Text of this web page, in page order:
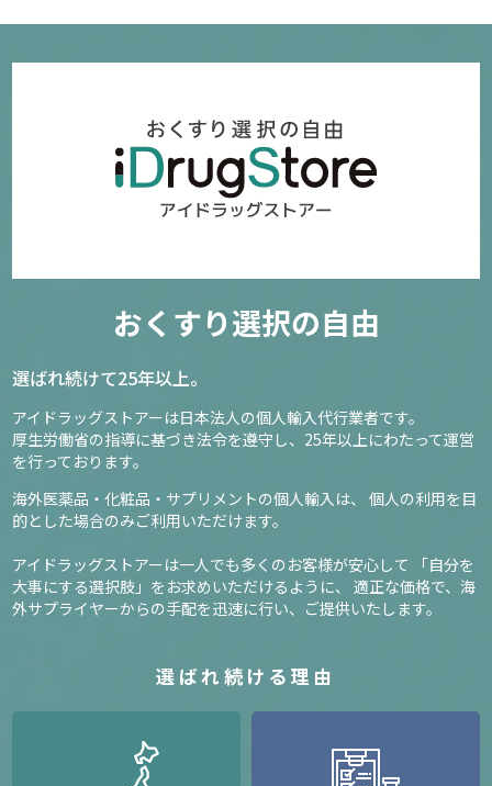
おくすり選択の自由
選ばれ続けて25年以上。
アイドラッグストアーは日本法人の個人輸入代行業者です。
厚生労働省の指導に基づき法令を遵守し、 25年以上にわたって運営
を行っております。
海外医薬品・化粧品・サプリメントの個人輸入は、
個人の利用を目
的とした場合のみご利用いただけます。
アイドラッグストアーは一人でも多くのお客様が安心して
「自分を
大事にする選択肢」をお求めいただけるように、
適正な価格で、海
外サプライヤーからの手配を迅速に行い、ご提供いたします。
選ばれ続ける理由